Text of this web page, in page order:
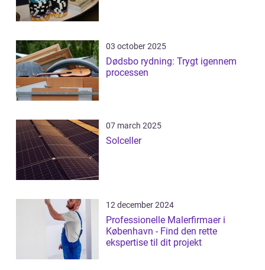
03 october 2025
Dødsbo rydning: Trygt igennem
processen
07 march 2025
Solceller
12 december 2024
Professionelle Malerfirmaer i
København - Find den rette
ekspertise til dit projekt